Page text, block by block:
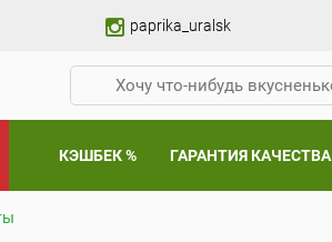
paprika_uralsk
КЭШБЕК % ГАРАНТИЯ КАЧЕСТВА